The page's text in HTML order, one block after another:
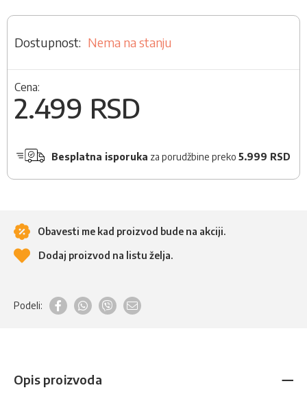
Nema na stanju
Cena:
2.499 RSD
Besplatna isporuka za porudžbine preko 5.999 RSD
Obavesti me kad proizvod bude na akciji.
Dodaj proizvod na listu želja.
Podeli:
Opis proizvoda